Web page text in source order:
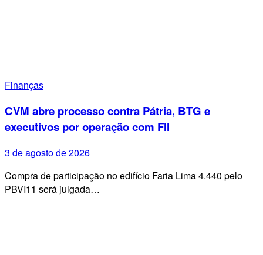
Finanças
CVM abre processo contra Pátria, BTG e
executivos por operação com FII
3 de agosto de 2026
Compra de participação no edifício Faria Lima 4.440 pelo
PBVI11 será julgada…